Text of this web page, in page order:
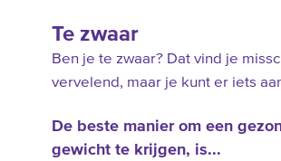
Te zwaar
Ben je te zwaar? Dat vind je
vervelend, maar je kunt er iets
De beste manier om een
gewicht te krijgen, is...